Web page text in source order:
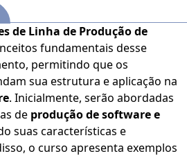
de Linha de Produção de
fundamentais desse
permitindo que os
sua estrutura e aplicação na
. Inicialmente, serão abordadas
de produção de software e
suas características e
o curso apresenta exemplos